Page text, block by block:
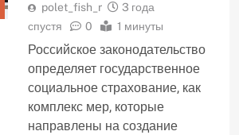
polet_fish_r
3 года
спустя
0 1 минуты
Российское законодательство
определяет государственное
социальное страхование, как
комплекс мер, которые
направлены на создание